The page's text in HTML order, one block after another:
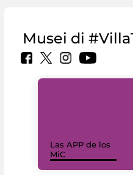
Musei di
Las APP de los
MiC